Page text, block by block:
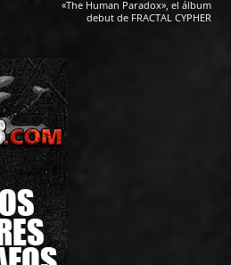
«The Human Paradox», el álbum
debut de FRACTAL CYPHER